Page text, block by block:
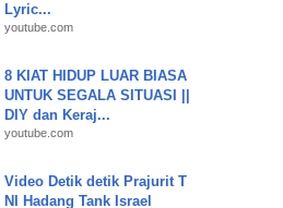
Lyric...
youtube.com
8 KIAT HIDUP LUAR BIASA
UNTUK SEGALA SITUASI ||
DIY dan Keraj...
youtube.com
Video Detik detik Prajurit T
NI Hadang Tank Israel